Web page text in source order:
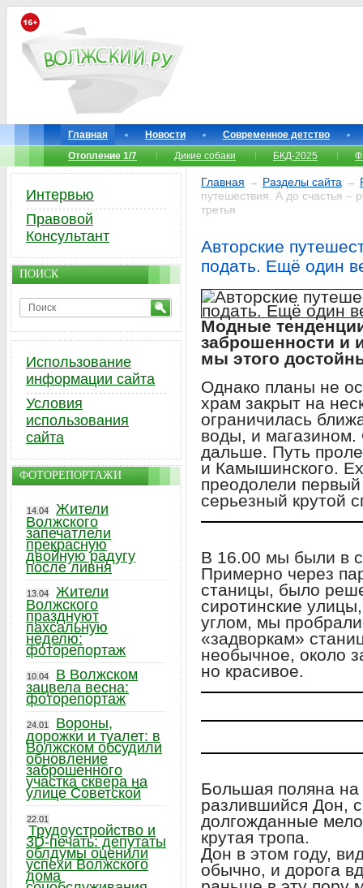
Главная Новости
Современное детство
Отопление 1/7
Дикие собаки БКД-2025
Главная → Разделы сайта →
путешествия. А до счастья –
третья
Авторские
подать. Ещё один
Модные
заброшенности и
мы этого
Однако планы не
храм закрыт на
ограничилась
воды, и
дальше. Путь
и Камышинского.
преодолели
серьезный крутой
В 16.00 мы были в
Примерно через
станицы, было
сиротинские
углом, мы
«задворкам»
необычное, около
но красивое.
Большая поляна на
разлившийся Дон,
долгожданные
крутая тропа.
Дон в этом году,
обычно, и дорога
Интервью
Правовой
Консультант
ПОИСК
Использование
информации сайта
Условия
использования
сайта
ФОТОРЕПОРТАЖИ
14.04
Жители
Волжского
запечатлели
прекрасную
двойную радугу
после ливня
13.04
Жители
Волжского
празднуют
пахсальную
неделю:
фоторепортаж
10.04
В Волжском
зацвела весна:
фоторепортаж
24.01
Вороны,
дорожки и туалет: в
Волжском обсудили
обновление
заброшенного
участка сквера на
улице Советской
22.01
Трудоустройство и
3D-печать: депутаты
облдумы оценили
успехи Волжского
дома